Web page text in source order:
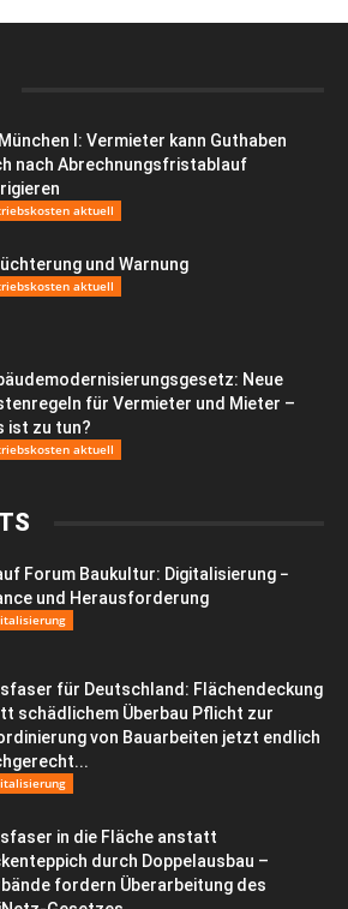
I: Vermieter kann Guthaben
nach Abrechnungsfristablauf
aktuell
und Warnung
aktuell
Neue
für Vermieter und Mieter –
ist zu tun?
aktuell
Forum Baukultur: Digitalisierung −
und Herausforderung
für Deutschland: Flächendeckung
schädlichem Überbau Pflicht zur
von Bauarbeiten jetzt endlich
in die Fläche anstatt
durch Doppelausbau –
fordern Überarbeitung des